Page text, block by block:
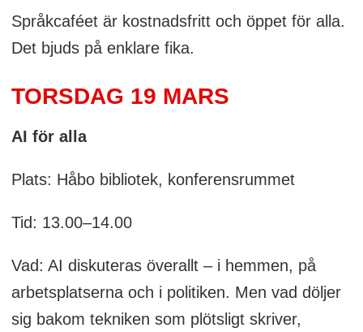
Språkcaféet är kostnadsfritt och öppet för alla.
Det bjuds på enklare fika.
TORSDAG 19 MARS
AI för alla
Plats: Håbo bibliotek, konferensrummet
Tid: 13.00–14.00
Vad: AI diskuteras överallt – i hemmen, på
arbetsplatserna och i politiken. Men vad döljer
sig bakom tekniken som plötsligt skriver,